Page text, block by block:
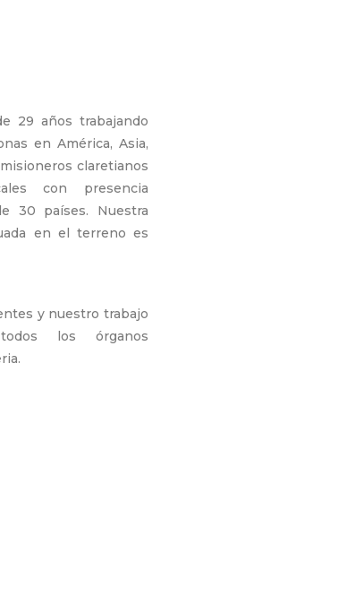
29 años trabajando
en América, Asia,
claretianos
con presencia
30 países. Nuestra
en el terreno es
y nuestro trabajo
los órganos